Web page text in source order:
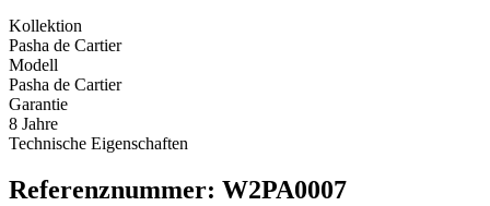
Kollektion
Pasha de Cartier
Modell
Pasha de Cartier
Garantie
8 Jahre
Technische Eigenschaften
Referenznummer: W2PA0007